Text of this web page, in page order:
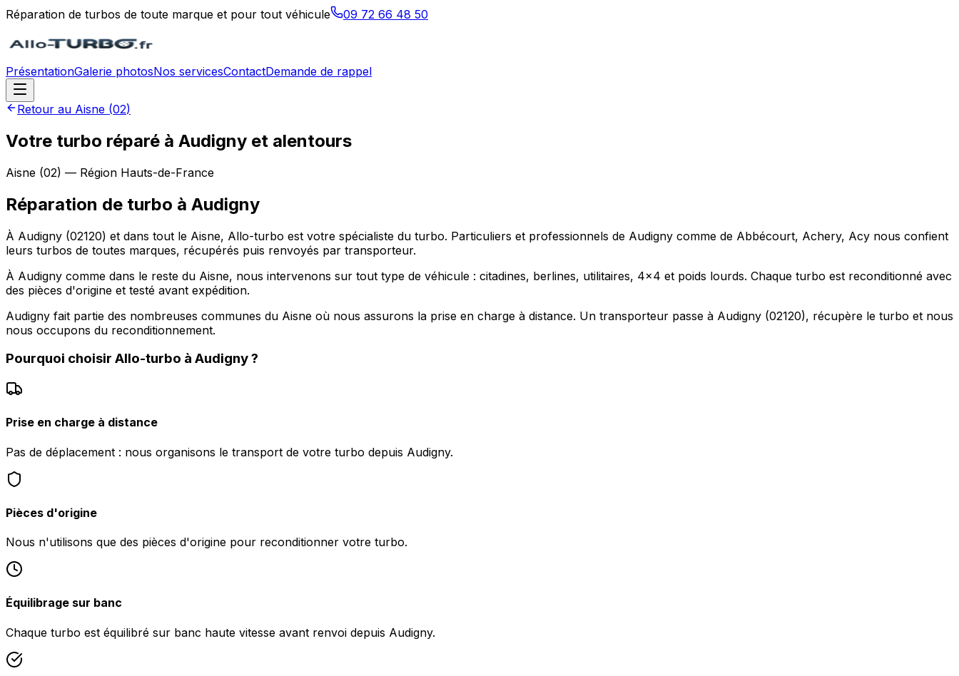
Réparation de turbos de toute marque et pour tout véhicule 09 72 66 48 50
PrésentationGalerie photosNos servicesContactDemande de rappel
Retour au Aisne (02)
Votre turbo réparé à Audigny et alentours
Aisne (02) — Région Hauts-de-France
Réparation de turbo à Audigny
À Audigny (02120) et dans tout le Aisne, Allo-turbo est votre spécialiste du turbo. Particuliers et professionnels de Audigny comme de Abbécourt, Achery, Acy nous confient
leurs turbos de toutes marques, récupérés puis renvoyés par transporteur.
À Audigny comme dans le reste du Aisne, nous intervenons sur tout type de véhicule : citadines, berlines, utilitaires, 4x4 et poids lourds. Chaque turbo est reconditionné avec
des pièces d'origine et testé avant expédition.
Audigny fait partie des nombreuses communes du Aisne où nous assurons la prise en charge à distance. Un transporteur passe à Audigny (02120), récupère le turbo et nous
nous occupons du reconditionnement.
Pourquoi choisir Allo-turbo à Audigny?
Prise en charge à distance
Pas de déplacement : nous organisons le transport de votre turbo depuis Audigny.
Pièces d'origine
Nous n'utilisons que des pièces d'origine pour reconditionner votre turbo.
Équilibrage sur banc
Chaque turbo est équilibré sur banc haute vitesse avant renvoi depuis Audigny.